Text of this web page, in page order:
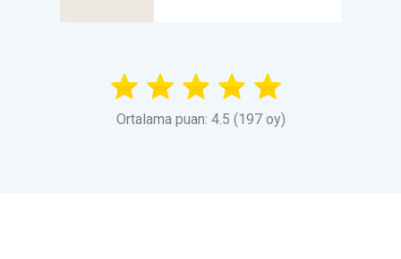
Ortalama puan: 4.5 (197 oy)